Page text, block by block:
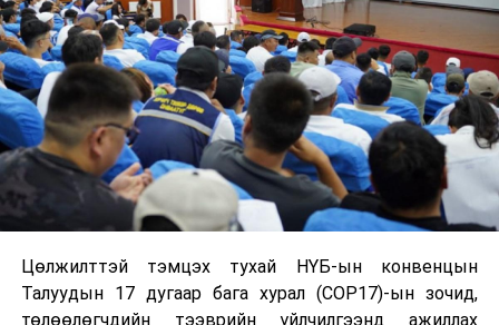
өртдөг байв. Тухайн үед тээврийн 2700 нэгж
хэрэгсэл устгагджээ. Харин амь үрэгдсэн хүмүүсийн
тоог тодорхой тогтоогоогүй боловч шинжээчдийн
тооцоолсноор, «Үхлийн зам» дээр 300-гаас 10 мянга
хүртэл хүн амь насаа алдсан байна.
4. Хархорум зам. Энэ зам нь Хунжерабын даваагаар
4693 метрийн өндөрт Хятад, Пакистаныг холбодог
бөгөөд эртний Торгоны замын чиглэлээр явдаг
байна. Замын Пакистаны нутаг дэвсгэр дээгүүрх
Цөлжилттэй тэмцэх тухай НҮБ-ын конвенцын
Талуудын 17 дугаар бага хурал (COP17)-ын зочид,
төлөөлөгчдийн тээврийн үйлчилгээнд ажиллах